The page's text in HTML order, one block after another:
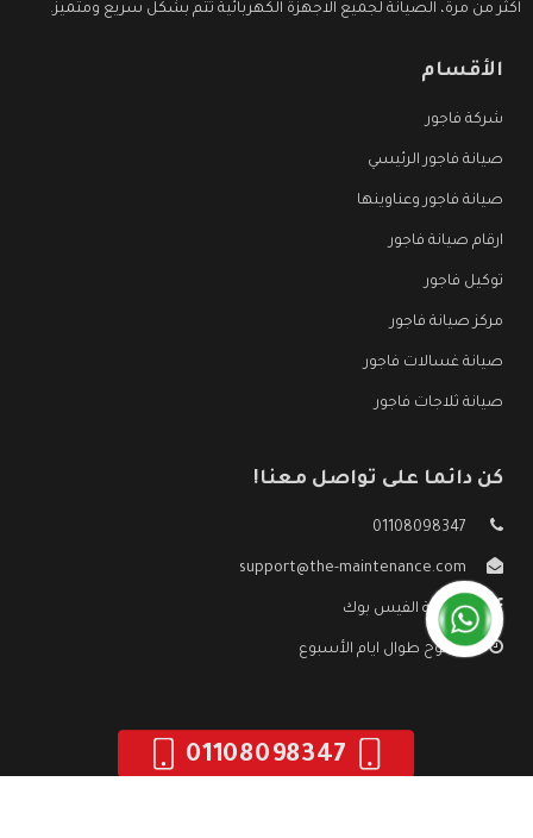
اكثر من مرة، الصيانة لجميع الاجهزة الكهربائية تتم بشكل سريع ومتميز.
الأقسام
شركة فاجور
صيانة فاجور الرئيسي
صيانة فاجور وعناوينها
ارقام صيانة فاجور
توكيل فاجور
مركز صيانة فاجور
صيانة غسالات فاجور
صيانة ثلاجات فاجور
كن دائما على تواصل معنا!
01108098347
support@the-maintenance.com
صفحة الفيس بوك
مفتوح طوال ايام الأسبوع
01108098347